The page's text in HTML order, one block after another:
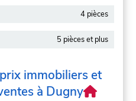
4 pièces
5 pièces et plus
immobiliers et
à Dugny